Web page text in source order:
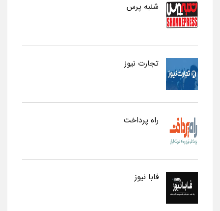
شنبه پرس
تجارت نیوز
راه پرداخت
فابا نیوز